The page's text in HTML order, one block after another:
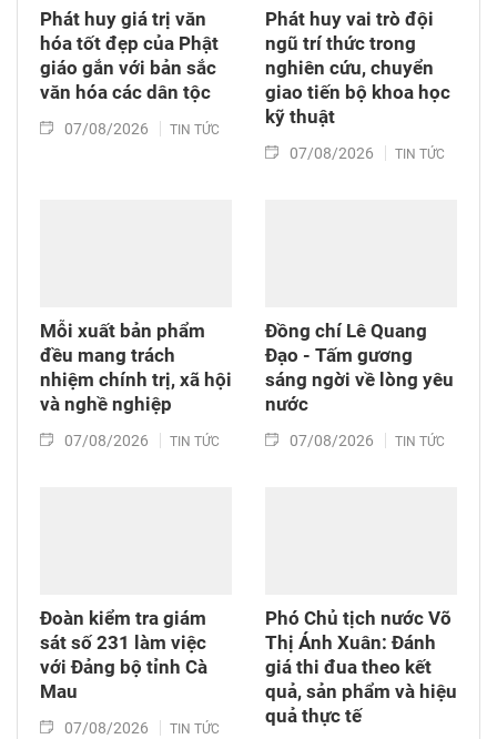
Phát huy giá trị văn
hóa tốt đẹp của Phật
giáo gắn với bản sắc
văn hóa các dân tộc
07/08/2026 TIN TỨC
Phát huy vai trò đội
ngũ trí thức trong
nghiên cứu, chuyển
giao tiến bộ khoa học
kỹ thuật
07/08/2026 TIN TỨC
Mỗi xuất bản phẩm
đều mang trách
nhiệm chính trị, xã hội
và nghề nghiệp
07/08/2026 TIN TỨC
Đồng chí Lê Quang
Đạo - Tấm gương
sáng ngời về lòng yêu
nước
07/08/2026 TIN TỨC
Đoàn kiểm tra giám
sát số 231 làm việc
với Đảng bộ tỉnh Cà
Mau
07/08/2026 TIN TỨC
Phó Chủ tịch nước Võ
Thị Ánh Xuân: Đánh
giá thi đua theo kết
quả, sản phẩm và hiệu
quả thực tế